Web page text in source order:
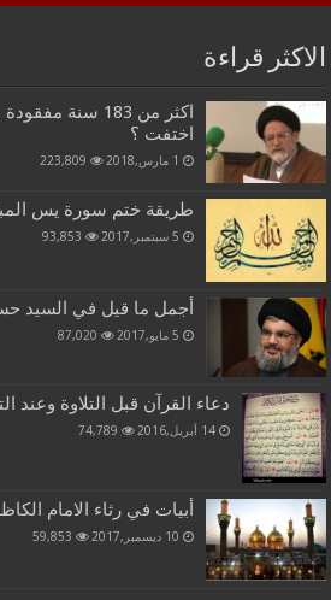
الاكثر قراءة
اكثر من 183 سنة
اختفت ؟
1 مارس,2018 223,809
طريقة ختم سورة يس
5 سبتمبر,2017 93,853
أجمل ما قيل في السيد
5 مايو,2017 87,020
دعاء القرآن قبل التلاوة وعند
14 أبريل,2016 74,789
أبيات في رثاء الامام
10 ديسمبر,2017 59,853